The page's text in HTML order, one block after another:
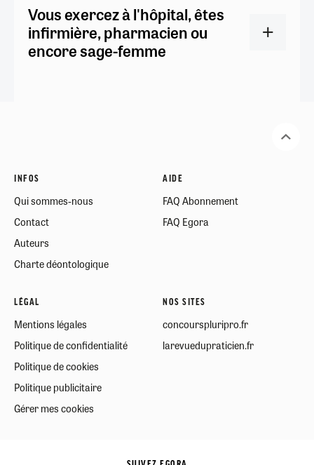
Vous exercez à l'hôpital, êtes
infirmière, pharmacien ou
encore sage-femme
INFOS
Qui sommes-nous
Contact
Auteurs
Charte déontologique
AIDE
FAQ Abonnement
FAQ Egora
LÉGAL
Mentions légales
Politique de confidentialité
Politique de cookies
Politique publicitaire
Gérer mes cookies
NOS SITES
concourspluripro.fr
larevuedupraticien.fr